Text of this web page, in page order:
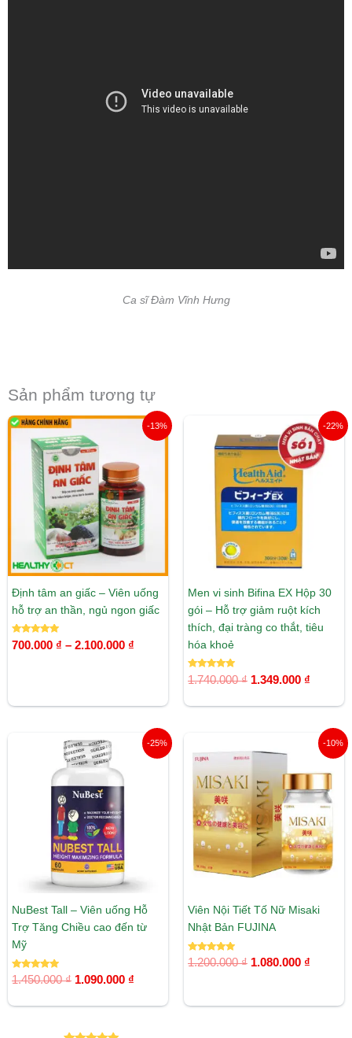
Ca sĩ Đàm Vĩnh Hưng
Sản phẩm tương tự
-13%
Định tâm an giấc – Viên uống
hỗ trợ an thần, ngủ ngon giấc
Được xếp
hạng
700.000 ₫ – 2.100.000 ₫
Khoảng
giá:
700.000 ₫
đến
2.100.000 ₫
-22%
Men vi sinh Bifina EX Hộp 30
gói – Hỗ trợ giảm ruột kích
thích, đại tràng co thắt, tiêu
hóa khoẻ
Được xếp
hạng
1.740.000₫
gốc
là:
1.740.000 ₫.
1.349.000 ₫
Giá
hiện
tại
là:
-25%
NuBest Tall – Viên uống Hỗ
Trợ Tăng Chiều cao đến từ
Mỹ
Được xếp
hạng
1.450.000₫
Giá
gốc
là:
1.450.000 ₫.
1.090.000 ₫
Giá
hiện
1.090.000 ₫.
-10%
Viên Nội Tiết Tố Nữ Misaki
Nhật Bản FUJINA
Được xếp
hạng
1.200.000₫
gốc
1.200.000 ₫.
1.080.000 ₫
Giá
hiện